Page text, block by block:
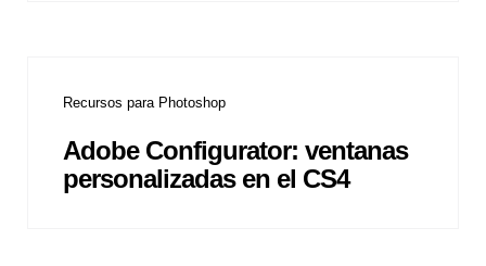
Recursos para Photoshop
Adobe Configurator: ventanas
personalizadas en el CS4